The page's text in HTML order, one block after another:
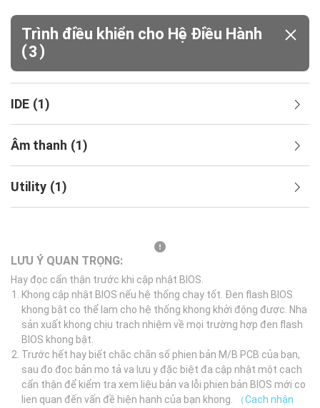
Trình điều khiển cho Hệ Điều Hành
(3 )
IDE (1)
Âm thanh (1)
Utility (1)
LƯU Ý QUAN TRỌNG:
Hay đọc cẩn thận trước khi cập nhật BIOS.
Khong cập nhật BIOS nếu hệ thống chạy tốt. Đen flash BIOS
khong bật co thể lam cho hệ thống khong khởi động được. Nha
sản xuất khong chịu trach nhiệm về mọi trường hợp đen flash
BIOS khong bật.
Trước hết hay biết chắc chắn số phien bản M/B PCB của bạn,
sau đo đọc bản mo tả va lưu y đặc biệt đa cập nhật một cach
cẩn thận để kiểm tra xem liệu bản va lỗi phien bản BIOS mới co
lien quan đến vấn đề hiện hanh của bạn khong.
（Cach nhận